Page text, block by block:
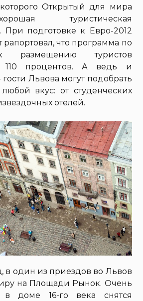
Открытый для мира
туристическая
При подготовке к Евро-2012
рапортовал, что программа по
размещению туристов
110 процентов. А ведь и
Львова могут подобрать
вкус: от студенческих
отелей.
в один из приездов во Львов
на Площади Рынок. Очень
доме 16-го века снятся